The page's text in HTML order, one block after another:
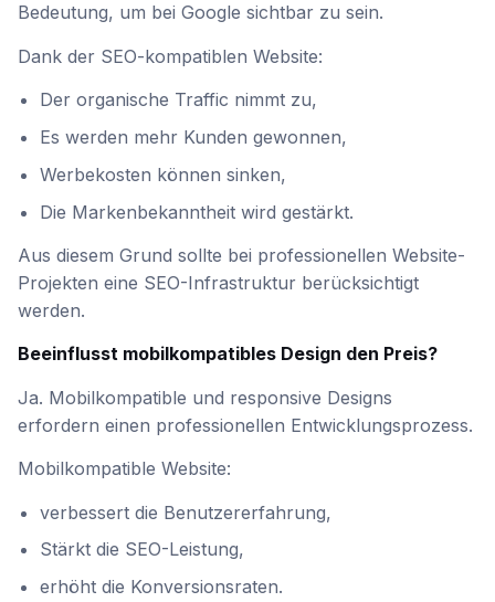
Bedeutung, um bei Google sichtbar zu sein.
Dank der SEO-kompatiblen Website:
Der organische Traffic nimmt zu,
Es werden mehr Kunden gewonnen,
Werbekosten können sinken,
Die Markenbekanntheit wird gestärkt.
Aus diesem Grund sollte bei professionellen Website-
Projekten eine SEO-Infrastruktur berücksichtigt
werden.
Beeinflusst mobilkompatibles Design den Preis?
Ja. Mobilkompatible und responsive Designs
erfordern einen professionellen Entwicklungsprozess.
Mobilkompatible Website:
verbessert die Benutzererfahrung,
Stärkt die SEO-Leistung,
erhöht die Konversionsraten.